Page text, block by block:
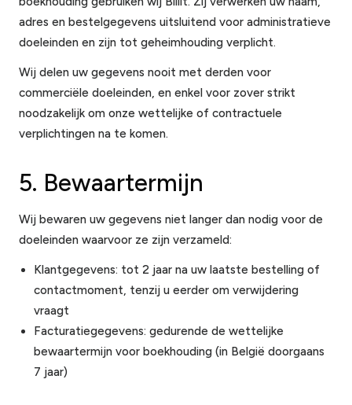
adres en bestelgegevens uitsluitend voor administratieve
doeleinden en zijn tot geheimhouding verplicht.
Wij delen uw gegevens nooit met derden voor
commerciële doeleinden, en enkel voor zover strikt
noodzakelijk om onze wettelijke of contractuele
verplichtingen na te komen.
5. Bewaartermijn
Wij bewaren uw gegevens niet langer dan nodig voor de
doeleinden waarvoor ze zijn verzameld:
Klantgegevens: tot 2 jaar na uw laatste bestelling of
contactmoment, tenzij u eerder om verwijdering
vraagt
Facturatiegegevens: gedurende de wettelijke
bewaartermijn voor boekhouding (in België doorgaans
7 jaar)